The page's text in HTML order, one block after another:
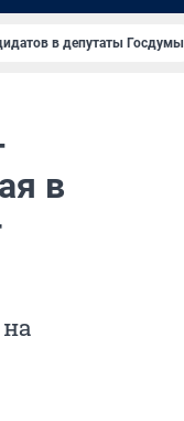
в депутаты Госдумы
в